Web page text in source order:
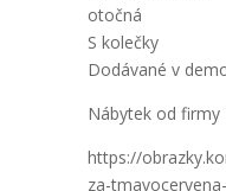
otočná
S kolečky
Dodávané v
Nábytek od firmy
https://
za-